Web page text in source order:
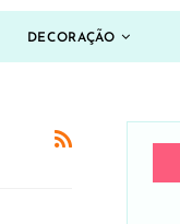
DECORAÇÃO